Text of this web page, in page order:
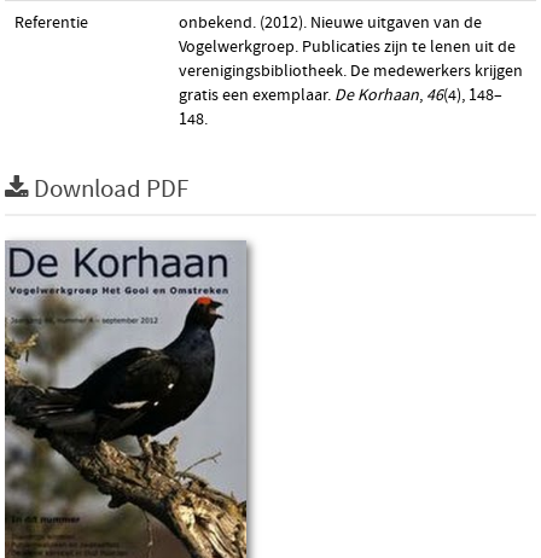
Referentie
onbekend. (2012). Nieuwe uitgaven van de
Vogelwerkgroep. Publicaties zijn te lenen uit de
verenigingsbibliotheek. De medewerkers krijgen
gratis een exemplaar. De Korhaan, 46(4), 148–
148.
Download PDF